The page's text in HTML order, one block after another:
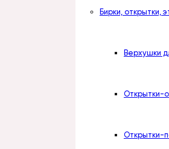
Бирки, открытки,
Верхушки
Открытки-
Открытки-